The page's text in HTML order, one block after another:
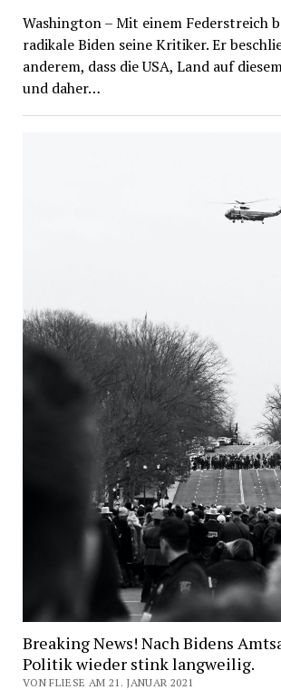
Washington – Mit einem Federstreich
radikale Biden seine Kritiker. Er
anderem, dass die USA, Land auf
und daher…
Breaking News! Nach Bidens
Politik wieder stink langweilig.
VON FLIESE AM 21. JANUAR 2021